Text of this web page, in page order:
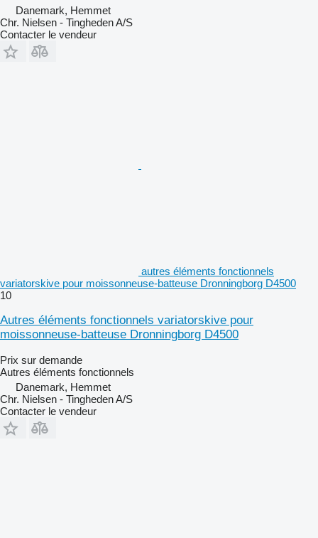
Danemark, Hemmet
Chr. Nielsen - Tingheden A/S
Contacter le vendeur
autres éléments fonctionnels
variatorskive pour moissonneuse-batteuse Dronningborg D4500
10
Autres éléments fonctionnels variatorskive pour
moissonneuse-batteuse Dronningborg D4500
Prix sur demande
Autres éléments fonctionnels
Danemark, Hemmet
Chr. Nielsen - Tingheden A/S
Contacter le vendeur